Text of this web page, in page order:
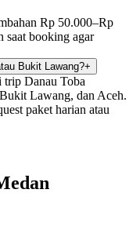
Rp 50.000–Rp
saat booking agar
Bukit Lawang?+
trip Danau Toba
Lawang, dan Aceh.
paket harian atau